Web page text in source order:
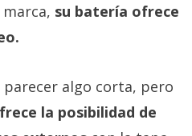
su batería ofrece
parecer algo corta, pero
la posibilidad de